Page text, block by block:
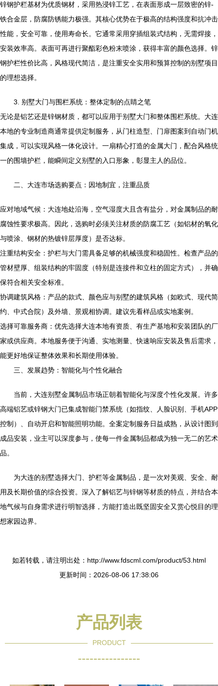
锌钢护栏基材为优质钢材，采用热浸锌工艺，在表面形成一层致密的锌-
铁合金层，防腐防锈能力极强。其核心优势在于极高的结构强度和抗冲击
性能，安全可靠，使用寿命长。它通常采用穿插组装式结构，无需焊接，
安装效率高。表面可再进行聚酯彩色粉末喷涂，获得丰富的颜色选择。锌
钢护栏性价比高，风格现代简洁，是注重安全实用和预算控制的别墅项目
的理想选择。
3. 别墅大门与围栏系统：整体定制的点睛之笔
无论是铝艺还是锌钢材质，都可以应用于别墅大门和整体围栏系统。大连
本地的专业制造商通常提供定制服务，从门柱造型、门扉图案到自动门机
集成，可以实现风格一体化设计。一扇精心打造的金属大门，配合风格统
一的围墙护栏，能瞬间定义别墅的入口形象，彰显主人的品位。
二、大连市场选购要点：因地制宜，注重品质
应对地域气候：大连地处沿海，空气湿度大且含有盐分，对金属制品的耐
腐蚀性要求极高。因此，选购时必须关注材质的防腐工艺（如铝材的氧化
与喷涂、钢材的热镀锌层厚度）是否达标。
注重结构安全：护栏与大门需具备足够的机械强度和稳固性。检查产品的
管材壁厚、组装结构的牢固度（特别是连接件和立柱的固定方式），并确
保符合相关安全标准。
协调建筑风格：产品的款式、颜色应与别墅的建筑风格（如欧式、现代简
约、中式合院）及外墙、景观相协调。建议先看样品或实地案例。
选择可靠服务商：优先选择大连本地有资质、有生产基地和安装团队的厂
家或供应商。本地服务便于沟通、实地测量、快速响应安装及售后需求，
能更好地保证整体效果和长期使用体验。
三、发展趋势：智能化与个性化融合
当前，大连别墅金属制品市场正朝着智能化与深度个性化发展。许多
高端铝艺或锌钢大门已集成智能门禁系统（如指纹、人脸识别、手机APP
控制）、自动开启和智能照明功能。全案定制服务日益成熟，从设计图到
成品安装，业主可以深度参与，使每一件金属制品都成为独一无二的艺术
品。
为大连的别墅选择大门、护栏等金属制品，是一次对美观、安全、耐
用及长期价值的综合投资。深入了解铝艺与锌钢等材质的特点，并结合本
地气候与自身需求进行明智选择，方能打造出既坚固安全又赏心悦目的理
想家园边界。
如若转载，请注明出处：http://www.fdscml.com/product/53.html
更新时间：2026-08-06 17:38:06
产品列表
PRODUCT
----------------